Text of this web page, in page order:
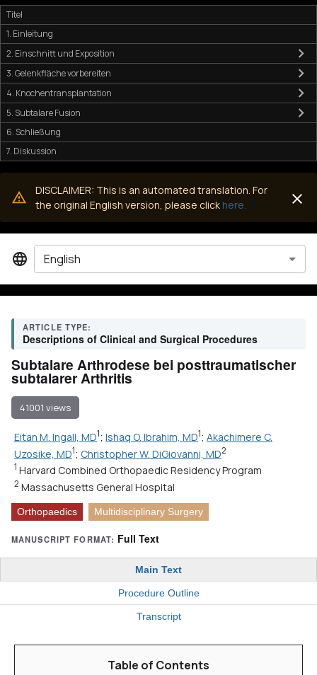
Titel
1. Einleitung
2. Einschnitt und Exposition
3. Gelenkfläche vorbereiten
4. Knochentransplantation
5. Subtalare Fusion
6. Schließung
7. Diskussion
DISCLAIMER: This is an automated translation. For
the original English version, please click here.
ARTICLE TYPE:
Descriptions of Clinical and Surgical Procedures
Subtalare Arthrodese bei posttraumatischer
subtalarer Arthritis
41001 views
Eitan M. Ingall, MD1; Ishaq O. Ibrahim, MD1; Akachimere C.
Uzosike, MD1; Christopher W. DiGiovanni, MD2
1 Harvard Combined Orthopaedic Residency Program
2 Massachusetts General Hospital
Orthopaedics Multidisciplinary Surgery
MANUSCRIPT FORMAT: Full Text
Main Text
Procedure Outline
Transcript
Table of Contents
English